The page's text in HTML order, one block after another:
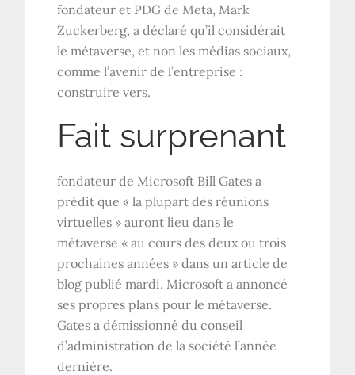
fondateur et PDG de Meta, Mark
Zuckerberg, a déclaré qu’il considérait
le métaverse, et non les médias sociaux,
comme l’avenir de l’entreprise :
construire vers.
Fait surprenant
fondateur de Microsoft Bill Gates a
prédit que « la plupart des réunions
virtuelles » auront lieu dans le
métaverse « au cours des deux ou trois
prochaines années » dans un article de
blog publié mardi. Microsoft a annoncé
ses propres plans pour le métaverse.
Gates a démissionné du conseil
d’administration de la société l’année
dernière.